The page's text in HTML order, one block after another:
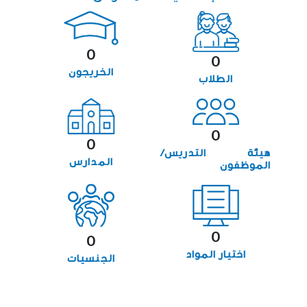
0
الطلاب
0
الخريجون
0
هيئة التدريس/
الموظفون
0
المدارس
0
اختيار المواد
0
الجنسيات